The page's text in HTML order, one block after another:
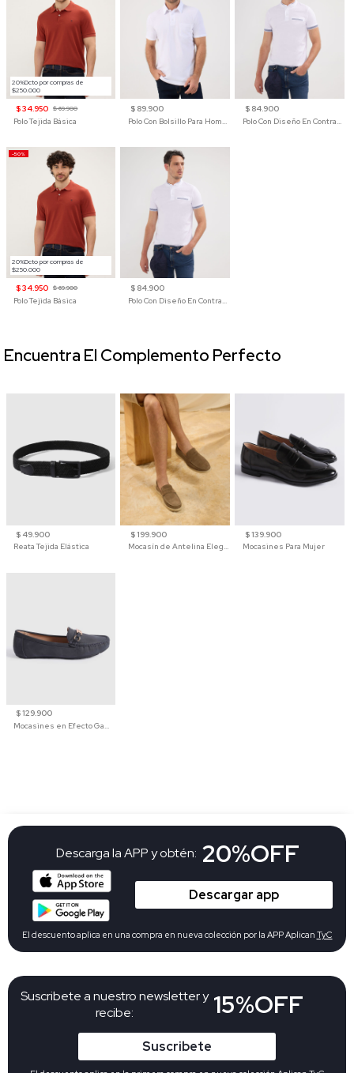
20%Dcto por compras de
$250.000
$ 34.950 $ 69.900
Polo Tejida Básica
$ 89.900
Polo Con Bolsillo Para Hombre
$ 84.900
Polo Con Diseño En Contraste
20%Dcto por compras de
$250.000
-50%
$ 34.950 $ 69.900
Polo Tejida Básica
$ 84.900
Polo Con Diseño En Contraste
$ 49.900
Reata Tejida Elástica
$ 199.900
Mocasín de Antelina Elegante con Suela de Contraste Para Hombre
$ 139.900
Mocasines Para Mujer
$ 129.900
Mocasines en Efecto Gamuzado Para Mujer
Encuentra El Complemento Perfecto
Suscribete a nuestro newsletter y
recibe:
15%OFF
Suscribete
Descarga la APP y obtén: 20%OFF
Descargar app
El descuento aplica en una compra en nueva colección por la APP Aplican TyC